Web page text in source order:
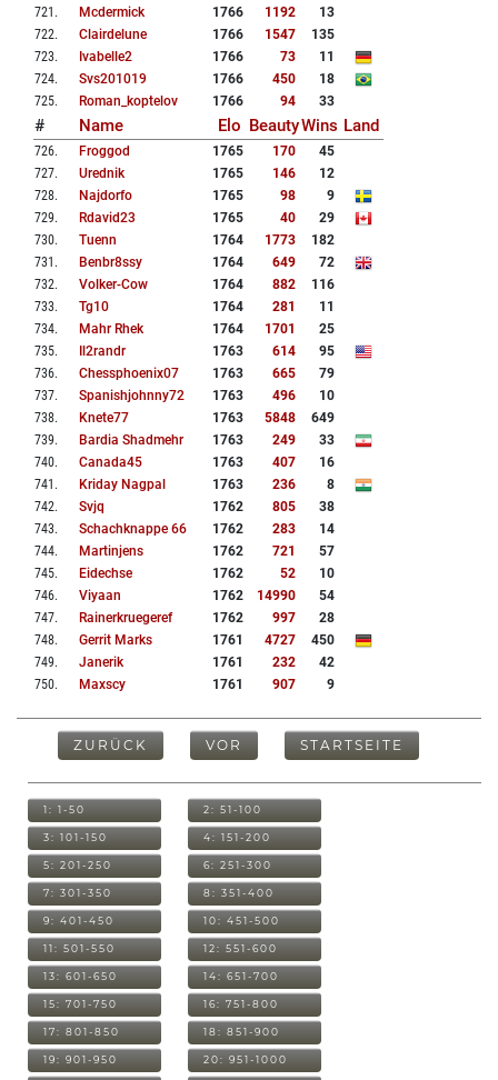
721 . Mcdermick 1766 1192
13
722. Clairdelune 1766 1547
135
723. Ivabelle2 1766 73
11
724. Svs201019 1766 450
18
725. Roman_koptelov 1766 94 33
# Name Elo BeautyWins Land
726. Froggod 1765 170
45
727. Urednik 1765 146
12
728. Najdorfo 1765 98
9
729. Rdavid23 1765 40
29
730. Tuenn 1764 1773
182
731 . Benbr8ssy 1764 649
72
732. Volker-Cow 1764 882
116
733. Tg10 1764 281
11
734. Mahr Rhek 1764 1701
25
735. Il2randr 1763 614
95
736. Chessphoenix07 1763 665
79
737. Spanishjohnny72 1763 496
10
738. Knete77 1763 5848
649
739. Bardia Shadmehr 1763 249
33
740. Canada45 1763 407
16
741 . Kriday Nagpal 1763 236
8
742. Svjq 1762 805
38
743. Schachknappe 66 1762 283
14
744. Martinjens 1762 721
57
745. Eidechse 1762 52
10
746. Viyaan 1762 14990
54
747. Rainerkruegeref 1762 997
28
748. Gerrit Marks 1761 4727
450
749. Janerik 1761 232
42
750. Maxscy 1761 907 9
ZURÜCK VOR STARTSEITE
1: 1-50 2: 51-100
3: 101-150 4: 151-200
5: 201-250 6: 251-300
7: 301-350 8: 351-400
9: 401-450 10: 451-500
11: 501-550 12: 551-600
13: 601-650 14: 651-700
15: 701-750 16: 751-800
17: 801-850 18: 851-900
19: 901-950 20: 951-1000